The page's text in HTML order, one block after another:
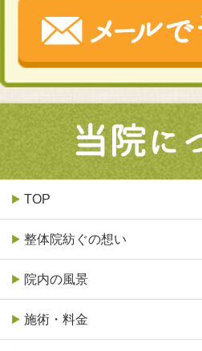
TOP
整体院紡ぐの想い
院内の風景
施術・料金